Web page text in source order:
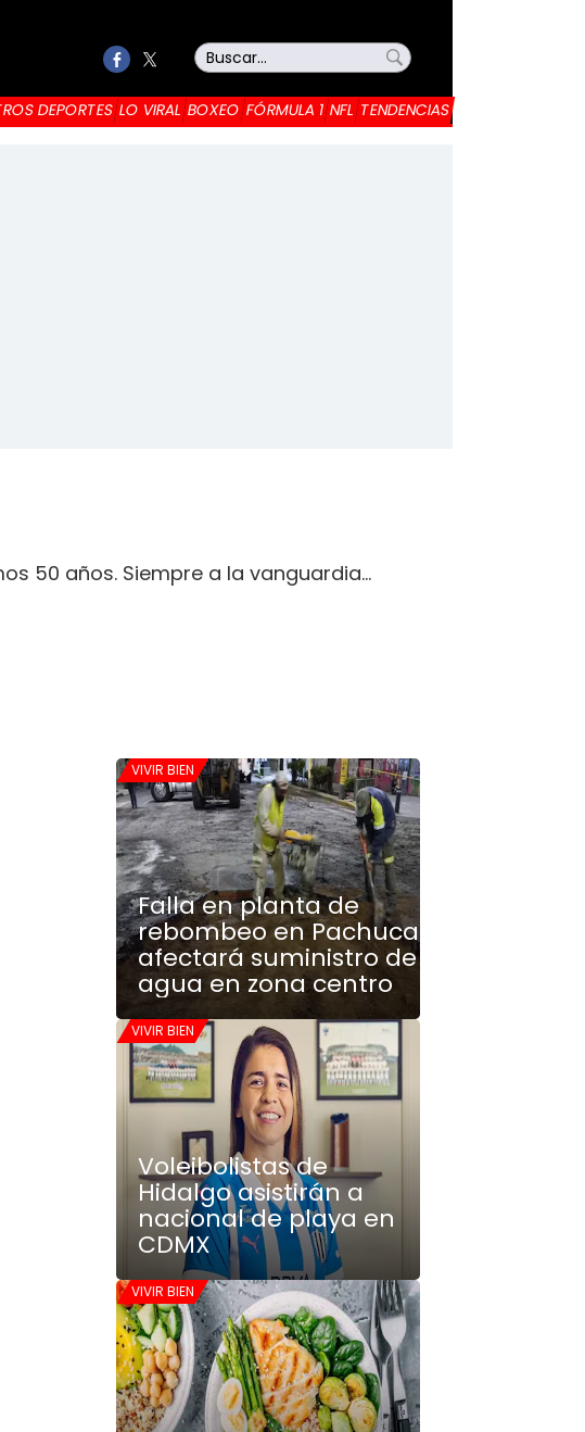
DEPORTES LO VIRAL BOXEO FÓRMULA 1 NFL TENDENCIAS
50 años. Siempre a la vanguardia…
VIVIR BIEN
Falla en planta de
rebombeo en Pachuca
afectará suministro de
agua en zona centro
VIVIR BIEN
Voleibolistas de
Hidalgo asistirán a
nacional de playa en
CDMX
VIVIR BIEN